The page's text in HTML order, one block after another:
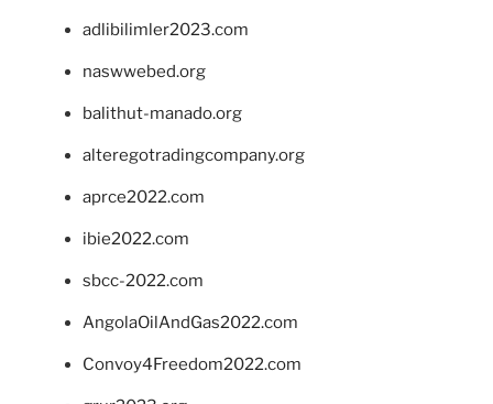
adlibilimler2023.com
naswwebed.org
balithut-manado.org
alteregotradingcompany.org
aprce2022.com
ibie2022.com
sbcc-2022.com
AngolaOilAndGas2022.com
Convoy4Freedom2022.com